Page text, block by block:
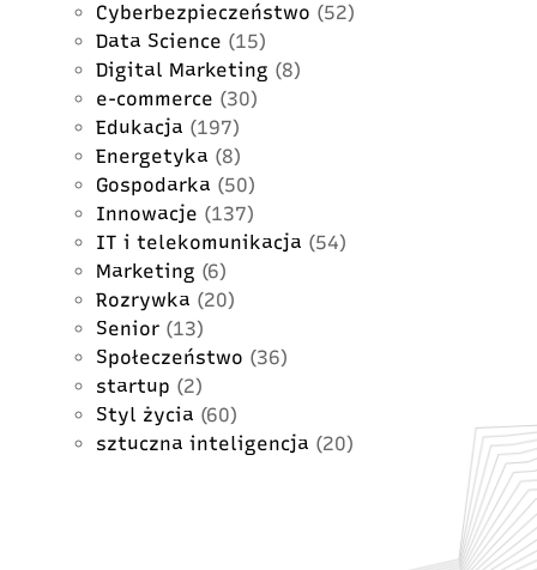
Cyberbezpieczeństwo (52)
Data Science (15)
Digital Marketing (8)
e-commerce (30)
Edukacja (197)
Energetyka (8)
Gospodarka (50)
Innowacje (137)
IT i telekomunikacja (54)
Marketing (6)
Rozrywka (20)
Senior (13)
Społeczeństwo (36)
startup (2)
Styl życia (60)
sztuczna inteligencja (20)